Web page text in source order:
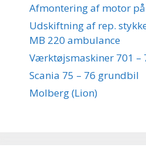
Afmontering af motor på
Udskiftning af rep.
MB 220 ambulance
Værktøjsmaskiner 701 –
Scania 75 – 76 grundbil
Molberg (Lion)